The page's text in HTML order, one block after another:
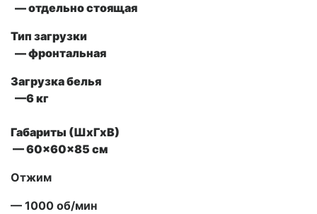
— отдельно стоящая
Тип загрузки
— фронтальная
Загрузка белья
—6 кг
Габариты (ШxГxВ)
— 60x60x85 см
Отжим
— 1000 об/мин